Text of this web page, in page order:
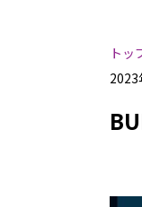
トッ
2023